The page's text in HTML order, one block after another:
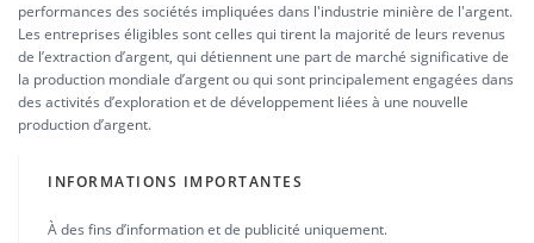
performances des sociétés impliquées dans l'industrie minière de l'argent.
Les entreprises éligibles sont celles qui tirent la majorité de leurs revenus
de l’extraction d’argent, qui détiennent une part de marché significative de
la production mondiale d’argent ou qui sont principalement engagées dans
des activités d’exploration et de développement liées à une nouvelle
production d’argent.
INFORMATIONS IMPORTANTES
À des fins d’information et de publicité uniquement.